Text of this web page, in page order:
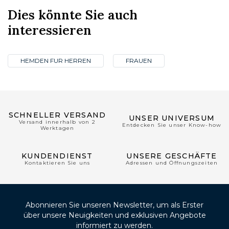
Dies könnte Sie auch
interessieren
HEMDEN FUR HERREN FRAUEN
SCHNELLER VERSAND
Versand innerhalb von 2
Werktagen
UNSER UNIVERSUM
Entdecken Sie unser Know-how
KUNDENDIENST
Kontaktieren Sie uns
UNSERE GESCHÄFTE
Adressen und Öffnungszeiten
Abonnieren Sie unseren Newsletter, um als Erster
über unsere Neuigkeiten und exklusiven Angebote
informiert zu werden.